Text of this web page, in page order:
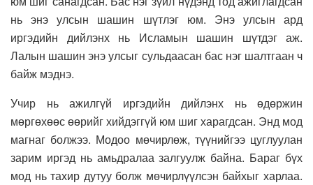
нь энэ улсын шашин шүтлэг юм. Энэ улсын ард
иргэдийн дийлэнх нь Исламын шашин шүтдэг аж.
Лалын шашин энэ улсыг сульдаасан бас нэг шалтгаан ч
байж мэднэ.
Учир нь ажилгүй иргэдийн дийлэнх нь өдөржин
мөргөхөөс өөрийг хийдэггүй юм шиг харагдсан. Энд мод
магнаг болжээ. Модоо мөчирлөж, түүнийгээ цуглуулан
зарим иргэд нь амьдралаа залгуулж байна. Бараг бүх
мод нь тахир дутуу болж мөчирлүүлсэн байхыг харлаа.